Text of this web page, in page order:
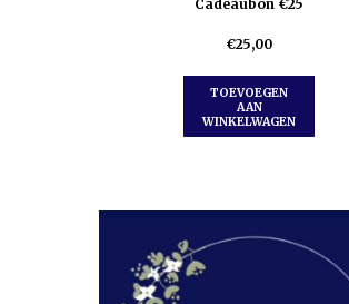
Cadeaubon €25
€25,00
TOEVOEGEN
AAN
WINKELWAGEN